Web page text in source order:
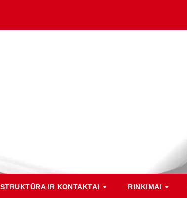
STRUKTŪRA IR KONTAKTAI RINKIMAI